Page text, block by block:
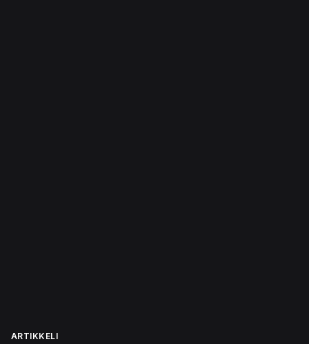
ARTIKKELI